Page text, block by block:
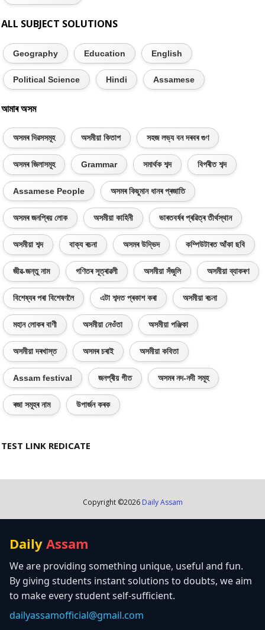
ALL SUBJECT SOLUTIONS
Geography Education English
Political Science Hindi Assamese
আমাৰ অসম
অসমৰ দিৱসসমূহ অসমীয়া কিতাপ সহজ লভ্য বন দৰবৰ গুণ
অসমৰ জিলাসমূহ Grammar সমাৰ্থক শব্দ বিপৰীত শব্দ
Assamese People অসমৰ কিছুমান ধানৰ প্ৰজাতি
অসমৰ জনপ্ৰিয় লোক অসমীয়া কাহিনী ভাৰতবৰ্ষৰ প্ৰৱিত্ৰ তীৰ্থস্থান
অসমীয়া শব্দ বাক্য ৰচনা অসমৰ উদ্ভিদ কম্পিউটাৰত আঁকা ছবি
জীৱ-জন্তু নাম গণিতৰ সূত্ৰাৱলী অসমীয়া সঁজুলি অসমীয়া ব্যাকৰণ
বিশেষ্যৰ পৰা বিশেষণলৈ এটা শব্দত প্ৰকাশ কৰা অসমীয়া ৰচনা
মহান লোকৰ বাণী অসমীয়া নেওঁতা অসমীয়া পঞ্জিকা
অসমীয়া দৰখাস্ত অসমৰ চৰাই অসমীয়া কবিতা
Assam festival জনপ্ৰীয় গীত অসমৰ নদ-নদী সমূহ
ৰজা সমূহৰ নাম উপাৰ্জন কৰক
TEST LINK REDICATE
Copyright ©2026 Daily Assam
Daily Assam
We are providing something unique, useful and fun.
By giving students instant solutions to doubts, we aim
to make every student self-sufficient.
dailyassamofficial@gmail.com